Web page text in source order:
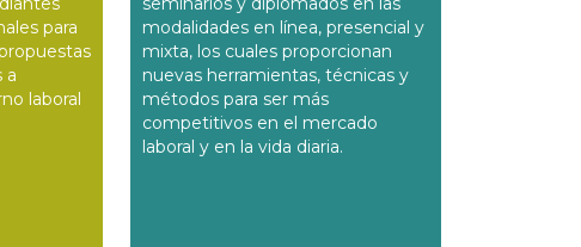
para
a
laboral
modalidades en línea, presencial y
mixta, los cuales proporcionan
nuevas herramientas, técnicas y
métodos para ser más
competitivos en el mercado
laboral y en la vida diaria.